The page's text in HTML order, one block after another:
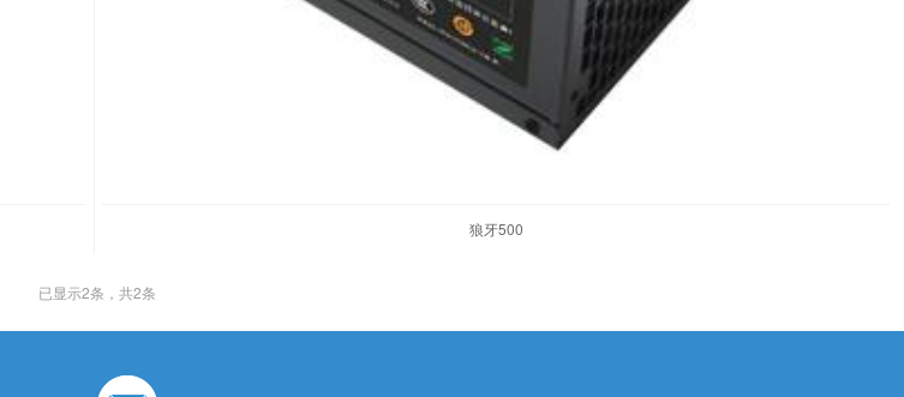
狼牙500
已显示2条，共2条